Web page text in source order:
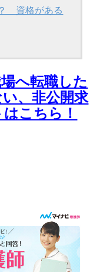
資格がある
へ転職した
、非公開求
こちら！